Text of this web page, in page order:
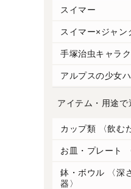
スイマー
スイマー×ジャン
手塚治虫キャラ
アルプスの少女
アイテム・用途で
カップ類 〈飲む
お皿・プレート
鉢・ボウル 〈深
器〉